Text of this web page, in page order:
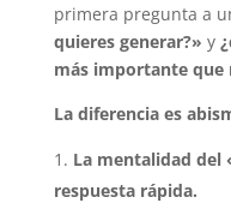
primera pregunta a
quieres generar?» y
más importante que
La diferencia es
La mentalidad del
respuesta rápida.